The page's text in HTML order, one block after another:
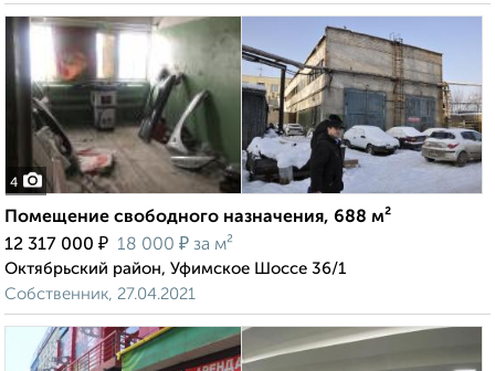
4
Помещение свободного назначения, 688 м²
12 317 000 ₽ 18 000 ₽ за м²
Октябрьский район, Уфимское Шоссе 36/1
Собственник, 27.04.2021